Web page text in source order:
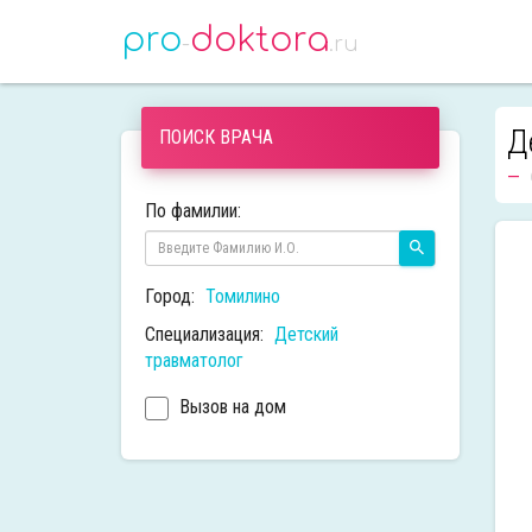
pro-doktora.ru
ПОИСК ВРАЧА
По фамилии:
Город: Томилино
Специализация: Детский
травматолог
Вызов на дом